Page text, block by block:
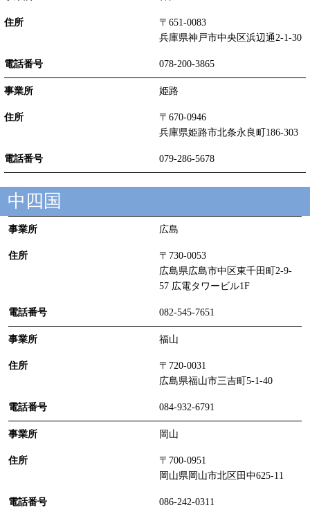
〒651-0083
兵庫県神戸市中央区浜辺通2-1-30
078-200-3865
姫路
〒670-0946
兵庫県姫路市北条永良町186-303
079-286-5678
中四国
広島
〒730-0053
広島県広島市中区東千田町2-9-
57 広電タワービル1F
082-545-7651
福山
〒720-0031
広島県福山市三吉町5-1-40
084-932-6791
岡山
〒700-0951
岡山県岡山市北区田中625-11
086-242-0311